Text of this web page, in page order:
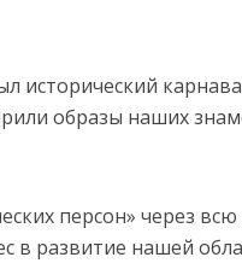
исторический
образы наших
персон» через
в развитие нашей